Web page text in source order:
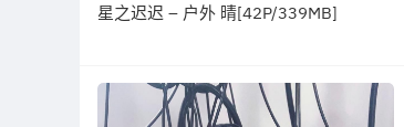
星之迟迟 – 户外 晴[42P/339MB]